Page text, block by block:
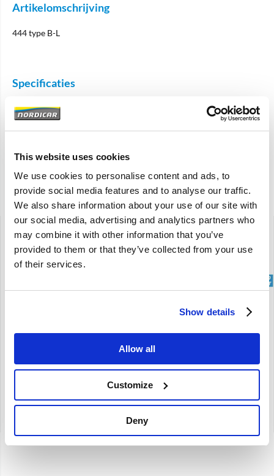
This website uses cookies
We use cookies to personalise content and ads, to
provide social media features and to analyse our traffic.
We also share information about your use of our site with
our social media, advertising and analytics partners who
may combine it with other information that you’ve
provided to them or that they’ve collected from your use
of their services.
Show details
Allow all
Customize
Deny
Artikelomschrijving
444 type B-L
Specificaties
Merk
OE referentie
Gerelateerde artikelen
444 LS 1957
€15,00
15,00
Artikelnummer: 651959-U